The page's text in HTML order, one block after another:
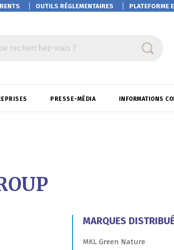
OUTILS RÉGLEMENTAIRES PLATEFORME
recherchez-vous ?
PRESSE-MÉDIA INFORMATIONS
MARQUES
MKL Green Nature